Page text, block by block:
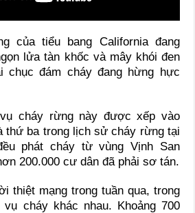
của tiểu bang California đang
lửa tàn khốc và mây khói đen
chục đám cháy đang hừng hực
cháy rừng này được xếp vào
thứ ba trong lịch sử cháy rừng tại
phát cháy từ vùng Vịnh San
200.000 cư dân đã phải sơ tán.
thiệt mạng trong tuần qua, trong
cháy khác nhau. Khoảng 700